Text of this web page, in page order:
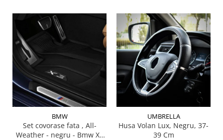
BMW
Set covorase fata , All-
Weather - negru - Bmw X3
UMBRELLA
Husa Volan Lux, Negru, 37-
39 Cm